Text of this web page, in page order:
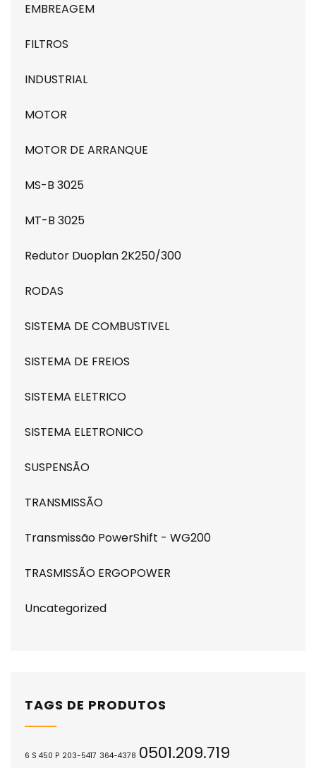
EMBREAGEM
FILTROS
INDUSTRIAL
MOTOR
MOTOR DE ARRANQUE
MS-B 3025
MT-B 3025
Redutor Duoplan 2K250/300
RODAS
SISTEMA DE COMBUSTIVEL
SISTEMA DE FREIOS
SISTEMA ELETRICO
SISTEMA ELETRONICO
SUSPENSÃO
TRANSMISSÃO
Transmissão PowerShift - WG200
TRASMISSÃO ERGOPOWER
Uncategorized
TAGS DE PRODUTOS
6 S 450 P 203-5417 364-4378 0501.209.719